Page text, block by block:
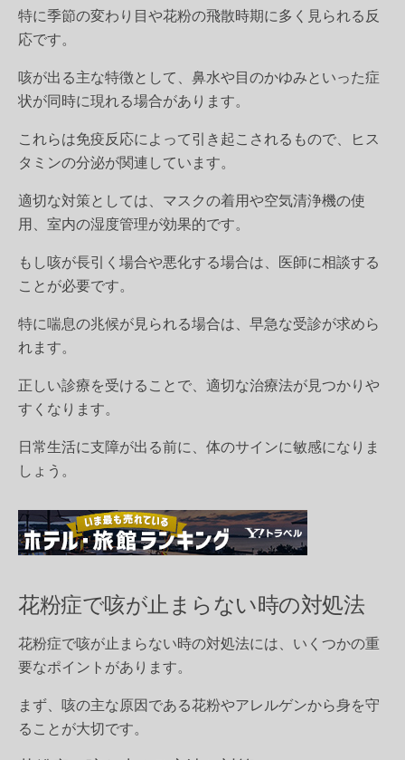
特に季節の変わり目や花粉の飛散時期に多く見られる反
応です。
咳が出る主な特徴として、鼻水や目のかゆみといった症
状が同時に現れる場合があります。
これらは免疫反応によって引き起こされるもので、ヒス
タミンの分泌が関連しています。
適切な対策としては、マスクの着用や空気清浄機の使
用、室内の湿度管理が効果的です。
もし咳が長引く場合や悪化する場合は、医師に相談する
ことが必要です。
特に喘息の兆候が見られる場合は、早急な受診が求めら
れます。
正しい診療を受けることで、適切な治療法が見つかりや
すくなります。
日常生活に支障が出る前に、体のサインに敏感になりま
しょう。
花粉症で咳が止まらない時の対処法
花粉症で咳が止まらない時の対処法には、いくつかの重
要なポイントがあります。
まず、咳の主な原因である花粉やアレルゲンから身を守
ることが大切です。